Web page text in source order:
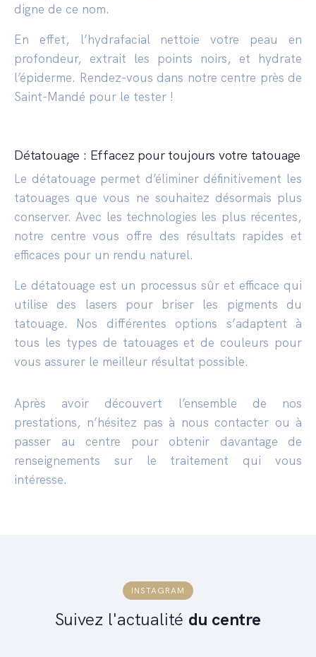
digne de ce nom.
En effet, l’hydrafacial nettoie votre peau en
profondeur, extrait les points noirs, et hydrate
l’épiderme. Rendez-vous dans notre centre près de
Saint-Mandé pour le tester !
Détatouage : Effacez pour toujours votre tatouage
Le détatouage permet d’éliminer définitivement les
tatouages que vous ne souhaitez désormais plus
conserver. Avec les technologies les plus récentes,
notre centre vous offre des résultats rapides et
efficaces pour un rendu naturel.
Le détatouage est un processus sûr et efficace qui
utilise des lasers pour briser les pigments du
tatouage. Nos différentes options s’adaptent à
tous les types de tatouages et de couleurs pour
vous assurer le meilleur résultat possible.
Après avoir découvert l’ensemble de nos
prestations, n’hésitez pas à nous contacter ou à
passer au centre pour obtenir davantage de
renseignements sur le traitement qui vous
intéresse.
INSTAGRAM
Suivez l'actualité du centre